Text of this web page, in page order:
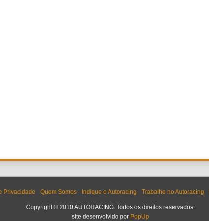
Privacidade Quem Somos Indique o Autoracing Trabalhe no Autoracing
Copyright © 2010 AUTORACING. Todos os direitos reservados.
site desenvolvido por PopUp